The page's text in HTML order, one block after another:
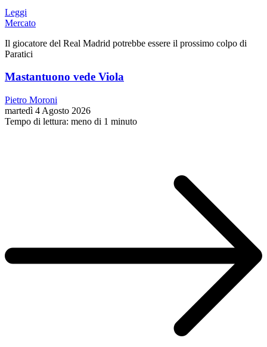
Leggi
Mercato
Il giocatore del Real Madrid potrebbe essere il prossimo colpo di
Paratici
Mastantuono vede Viola
Pietro Moroni
martedì 4 Agosto 2026
Tempo di lettura: meno di 1 minuto